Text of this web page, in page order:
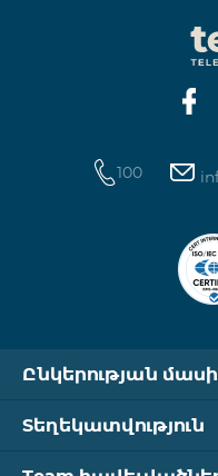
100
Ընկերության
Տեղեկատվություն